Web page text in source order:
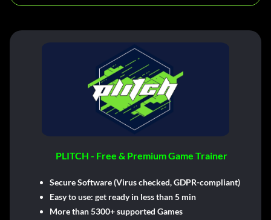
PLITCH - Free & Premium Game Trainer
Secure Software (Virus checked, GDPR-compliant)
Easy to use: get ready in less than 5 min
More than 5300+ supported Games